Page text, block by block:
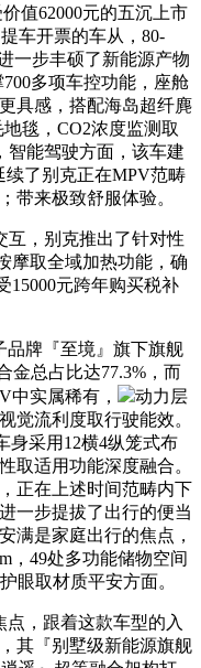
值62000元的五沉上市
车开票的车从，80-
一步丰硕了新能源产物
多项车控功能，座舱
具感，搭配海岛超纤麂
毯，CO2浓度监测取
智能驾驶方面，该车建
了别克正在MPV范畴
带来极致舒服体验。
，别克推出了针对性
摩取全域加热功能，确
15000元跨年购买税补
牌『至境』旗下旗舰
总占比达77.3%，而
中实属稀有，
动力层
觉流利度取行驶能效。
身采用12横4纵笼式布
取适用功能深度融合。
正在上述时间范畴内下
一步提拔了出行的便当
满是家庭出行的焦点，
，49处多功能储物空间
眼取材质平安方面。
，跟着这款车型的入
其『别墅级新能源旗舰